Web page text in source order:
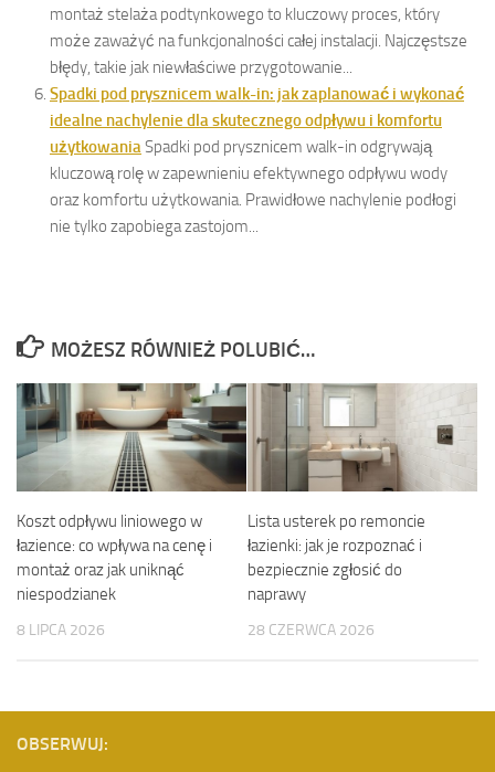
montaż stelaża podtynkowego to kluczowy proces, który
może zaważyć na funkcjonalności całej instalacji. Najczęstsze
błędy, takie jak niewłaściwe przygotowanie...
Spadki pod prysznicem walk-in: jak zaplanować i wykonać
idealne nachylenie dla skutecznego odpływu i komfortu
użytkowaniaSpadki pod prysznicem walk-in odgrywają
kluczową rolę w zapewnieniu efektywnego odpływu wody
oraz komfortu użytkowania. Prawidłowe nachylenie podłogi
nie tylko zapobiega zastojom...
MOŻESZ RÓWNIEŻ POLUBIĆ…
Koszt odpływu liniowego w
łazience: co wpływa na cenę i
montaż oraz jak uniknąć
niespodzianek
8 LIPCA 2026
Lista usterek po remoncie
łazienki: jak je rozpoznać i
bezpiecznie zgłosić do
naprawy
28 CZERWCA 2026
OBSERWUJ: